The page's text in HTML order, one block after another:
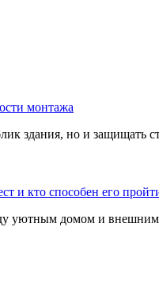
здания, но и защищать
уютным домом и